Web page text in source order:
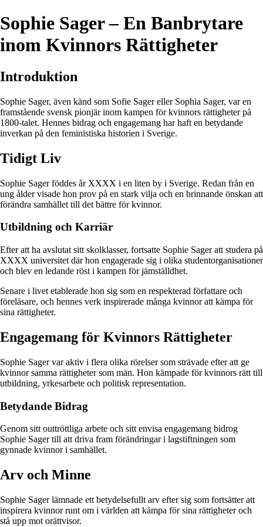
Sophie Sager – En Banbrytare
inom Kvinnors Rättigheter
Introduktion
Sophie Sager, även känd som Sofie Sager eller Sophia Sager, var en
framstående svensk pionjär inom kampen för kvinnors rättigheter på
1800-talet. Hennes bidrag och engagemang har haft en betydande
inverkan på den feministiska historien i Sverige.
Tidigt Liv
Sophie Sager föddes år XXXX i en liten by i Sverige. Redan från en
ung ålder visade hon prov på en stark vilja och en brinnande önskan att
förändra samhället till det bättre för kvinnor.
Utbildning och Karriär
Efter att ha avslutat sitt skolklasser, fortsatte Sophie Sager att studera på
XXXX universitet där hon engagerade sig i olika studentorganisationer
och blev en ledande röst i kampen för jämställdhet.
Senare i livet etablerade hon sig som en respekterad författare och
föreläsare, och hennes verk inspirerade många kvinnor att kämpa för
sina rättigheter.
Engagemang för Kvinnors Rättigheter
Sophie Sager var aktiv i flera olika rörelser som strävade efter att ge
kvinnor samma rättigheter som män. Hon kämpade för kvinnors rätt till
utbildning, yrkesarbete och politisk representation.
Betydande Bidrag
Genom sitt outtröttliga arbete och sitt envisa engagemang bidrog
Sophie Sager till att driva fram förändringar i lagstiftningen som
gynnade kvinnor i samhället.
Arv och Minne
Sophie Sager lämnade ett betydelsefullt arv efter sig som fortsätter att
inspirera kvinnor runt om i världen att kämpa för sina rättigheter och
stå upp mot orättvisor.